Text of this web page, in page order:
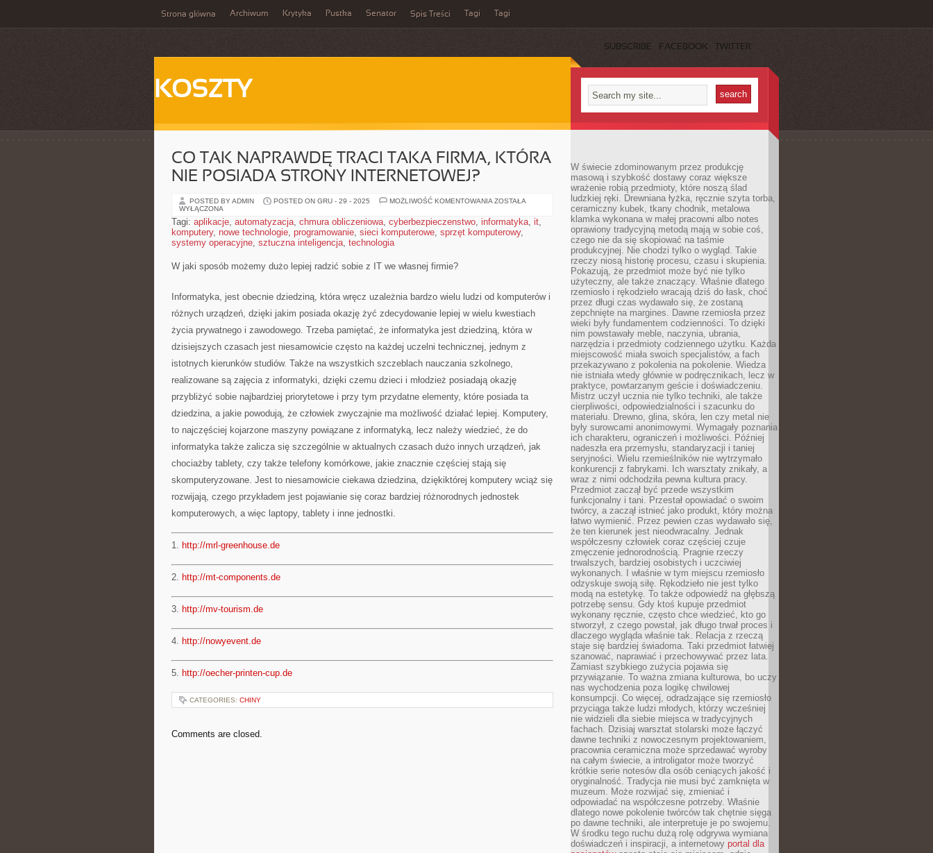
Strona główna Archiwum Krytyka Pustka Senator Spis Treści Tagi Tagi
SUBSCRIBE FACEBOOK TWITTER
KOSZTY
CO TAK NAPRAWDĘ TRACI TAKA FIRMA, KTÓRA
NIE POSIADA STRONY INTERNETOWEJ?
POSTED BY ADMIN POSTED ON GRU - 29 - 2025 MOŻLIWOŚĆ KOMENTOWANIA CO
TRACI
TAKA
FIRMA,
ZOSTAŁA
WYŁĄCZONA
Tagi: aplikacje, automatyzacja, chmura obliczeniowa, cyberbezpieczenstwo, informatyka, it,
komputery, nowe technologie, programowanie, sieci komputerowe, sprzęt komputerowy,
systemy operacyjne, sztuczna inteligencja, technologia
W jaki sposób możemy dużo lepiej radzić sobie z IT we własnej firmie?
Informatyka, jest obecnie dziedziną, która wręcz uzależnia bardzo wielu ludzi od komputerów i
różnych urządzeń, dzięki jakim posiada okazję żyć zdecydowanie lepiej w wielu kwestiach
życia prywatnego i zawodowego. Trzeba pamiętać, że informatyka jest dziedziną, która w
dzisiejszych czasach jest niesamowicie często na każdej uczelni technicznej, jednym z
istotnych kierunków studiów. Także na wszystkich szczeblach nauczania szkolnego,
realizowane są zajęcia z informatyki, dzięki czemu dzieci i młodzież posiadają okazję
przybliżyć sobie najbardziej priorytetowe i przy tym przydatne elementy, które posiada ta
dziedzina, a jakie powodują, że człowiek zwyczajnie ma możliwość działać lepiej. Komputery,
to najczęściej kojarzone maszyny powiązane z informatyką, lecz należy wiedzieć, że do
informatyka także zalicza się szczególnie w aktualnych czasach dużo innych urządzeń, jak
chociażby tablety, czy także telefony komórkowe, jakie znacznie częściej stają się
skomputeryzowane. Jest to niesamowicie ciekawa dziedzina, dziękiktórej komputery wciąż się
rozwijają, czego przykładem jest pojawianie się coraz bardziej różnorodnych jednostek
komputerowych, a więc laptopy, tablety i inne jednostki.
1. http://mrl-greenhouse.de
2. http://mt-components.de
3. http://mv-tourism.de
4. http://nowyevent.de
5. http://oecher-printen-cup.de
CATEGORIES: CHINY
Comments are closed.
W świecie zdominowanym przez produkcję
masową i szybkość dostawy coraz większe
wrażenie robią przedmioty, które noszą ślad
ludzkiej ręki. Drewniana łyżka, ręcznie szyta torba,
ceramiczny kubek, tkany chodnik, metalowa
klamka wykonana w małej pracowni albo notes
oprawiony tradycyjną metodą mają w sobie coś,
czego nie da się skopiować na taśmie
produkcyjnej. Nie chodzi tylko o wygląd. Takie
rzeczy niosą historię procesu, czasu i skupienia.
Pokazują, że przedmiot może być nie tylko
użyteczny, ale także znaczący. Właśnie dlatego
rzemiosło i rękodzieło wracają dziś do łask, choć
przez długi czas wydawało się, że zostaną
zepchnięte na margines. Dawne rzemiosła przez
wieki były fundamentem codzienności. To dzięki
nim powstawały meble, naczynia, ubrania,
narzędzia i przedmioty codziennego użytku. Każda
miejscowość miała swoich specjalistów, a fach
przekazywano z pokolenia na pokolenie. Wiedza
nie istniała wtedy głównie w podręcznikach, lecz w
praktyce, powtarzanym geście i doświadczeniu.
Mistrz uczył ucznia nie tylko techniki, ale także
cierpliwości, odpowiedzialności i szacunku do
materiału. Drewno, glina, skóra, len czy metal nie
były surowcami anonimowymi. Wymagały poznania
ich charakteru, ograniczeń i możliwości. Później
nadeszła era przemysłu, standaryzacji i taniej
seryjności. Wielu rzemieślników nie wytrzymało
konkurencji z fabrykami. Ich warsztaty znikały, a
wraz z nimi odchodziła pewna kultura pracy.
Przedmiot zaczął być przede wszystkim
funkcjonalny i tani. Przestał opowiadać o swoim
twórcy, a zaczął istnieć jako produkt, który można
łatwo wymienić. Przez pewien czas wydawało się,
że ten kierunek jest nieodwracalny. Jednak
współczesny człowiek coraz częściej czuje
zmęczenie jednorodnością. Pragnie rzeczy
trwalszych, bardziej osobistych i uczciwiej
wykonanych. I właśnie w tym miejscu rzemiosło
odzyskuje swoją siłę. Rękodzieło nie jest tylko
modą na estetykę. To także odpowiedź na głębszą
potrzebę sensu. Gdy ktoś kupuje przedmiot
wykonany ręcznie, często chce wiedzieć, kto go
stworzył, z czego powstał, jak długo trwał proces i
dlaczego wygląda właśnie tak. Relacja z rzeczą
staje się bardziej świadoma. Taki przedmiot łatwiej
szanować, naprawiać i przechowywać przez lata.
Zamiast szybkiego zużycia pojawia się
przywiązanie. To ważna zmiana kulturowa, bo uczy
nas wychodzenia poza logikę chwilowej
konsumpcji. Co więcej, odradzające się rzemiosło
przyciąga także ludzi młodych, którzy wcześniej
nie widzieli dla siebie miejsca w tradycyjnych
fachach. Dzisiaj warsztat stolarski może łączyć
dawne techniki z nowoczesnym projektowaniem,
pracownia ceramiczna może sprzedawać wyroby
na całym świecie, a introligator może tworzyć
krótkie serie notesów dla osób ceniących jakość i
oryginalność. Tradycja nie musi być zamknięta w
muzeum. Może rozwijać się, zmieniać i
odpowiadać na współczesne potrzeby. Właśnie
dlatego nowe pokolenie twórców tak chętnie sięga
po dawne techniki, ale interpretuje je po swojemu.
W środku tego ruchu dużą rolę odgrywa wymiana
doświadczeń i inspiracji, a internetowy portal dla